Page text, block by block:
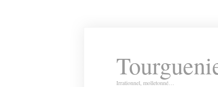
Irrationnel, molletonné…